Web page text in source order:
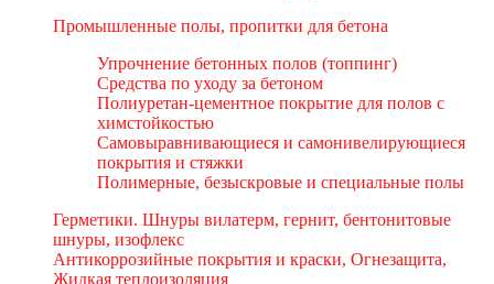
Промышленные полы, пропитки для бетона
Упрочнение бетонных полов (топпинг)
Средства по уходу за бетоном
Полиуретан-цементное покрытие для полов с
химстойкостью
Самовыравнивающиеся и самонивелирующиеся
покрытия и стяжки
Полимерные, безыскровые и специальные полы
Герметики. Шнуры вилатерм, гернит, бентонитовые
шнуры, изофлекс
Антикоррозийные покрытия и краски, Огнезащита,
Жидкая теплоизоляция